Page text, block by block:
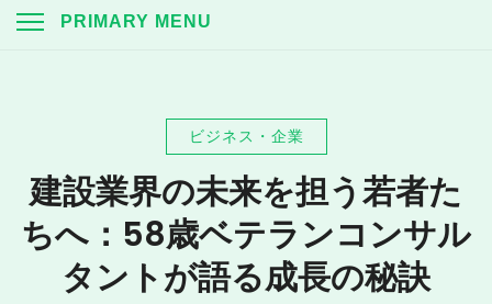
PRIMARY MENU
ビジネス・企業
建設業界の未来を担う若者た
ちへ：58歳ベテランコンサル
タントが語る成長の秘訣